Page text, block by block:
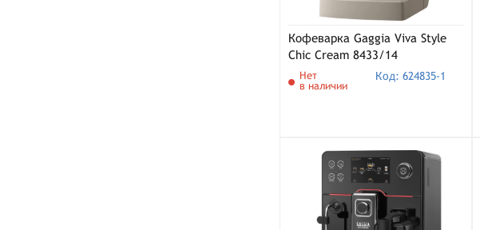
Кофеварка Gaggia Viva Style
Chic Cream 8433/14
Нет
в наличии
Код: 624835-1